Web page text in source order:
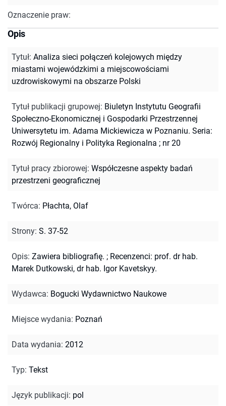
Oznaczenie praw:
Opis
Tytuł: Analiza sieci połączeń kolejowych między
miastami wojewódzkimi a miejscowościami
uzdrowiskowymi na obszarze Polski
Tytuł publikacji grupowej: Biuletyn Instytutu Geografii
Społeczno-Ekonomicznej i Gospodarki Przestrzennej
Uniwersytetu im. Adama Mickiewicza w Poznaniu. Seria:
Rozwój Regionalny i Polityka Regionalna ; nr 20
Tytuł pracy zbiorowej: Współczesne aspekty badań
przestrzeni geograficznej
Twórca: Płachta, Olaf
Strony: S. 37-52
Opis: Zawiera bibliografię. ; Recenzenci: prof. dr hab.
Marek Dutkowski, dr hab. Igor Kavetskyy.
Wydawca: Bogucki Wydawnictwo Naukowe
Miejsce wydania: Poznań
Data wydania: 2012
Typ: Tekst
Język publikacji: pol